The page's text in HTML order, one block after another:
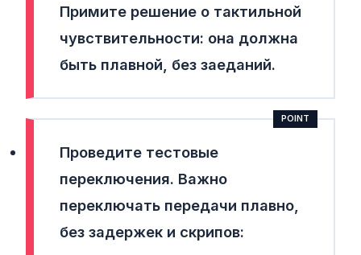
Примите решение о тактильной
чувствительности: она должна
быть плавной, без заеданий.
Проведите тестовые
переключения. Важно
переключать передачи плавно,
без задержек и скрипов: